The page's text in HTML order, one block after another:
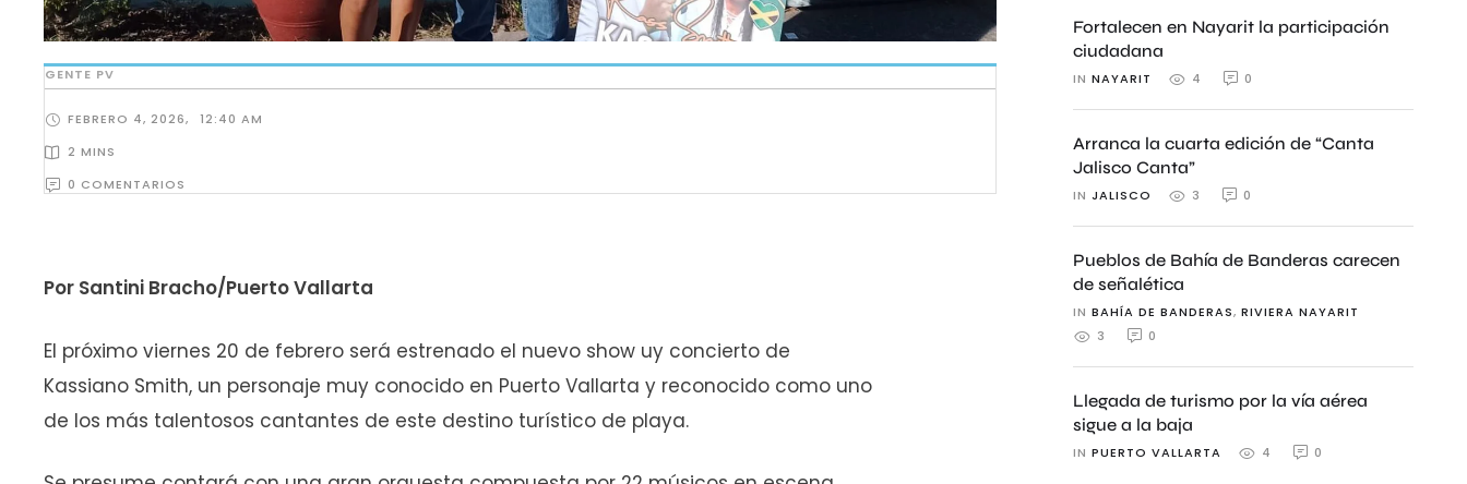
GENTE PV
FEBRERO 4, 2026,
12:40 AM
2 MINS
0 COMENTARIOS
Por Santini Bracho/Puerto Vallarta
El próximo viernes 20 de febrero será estrenado el nuevo show uy concierto de
Kassiano Smith, un personaje muy conocido en Puerto Vallarta y reconocido como uno
de los más talentosos cantantes de este destino turístico de playa.
Fortalecen en Nayarit la participación
ciudadana
IN NAYARIT 4 0
Arranca la cuarta edición de “Canta
Jalisco Canta”
IN JALISCO 3 0
Pueblos de Bahía de Banderas carecen
de señalética
IN BAHÍA DE BANDERAS, RIVIERA NAYARIT
3
0
Llegada de turismo por la vía aérea
sigue a la baja
IN PUERTO VALLARTA 4 0